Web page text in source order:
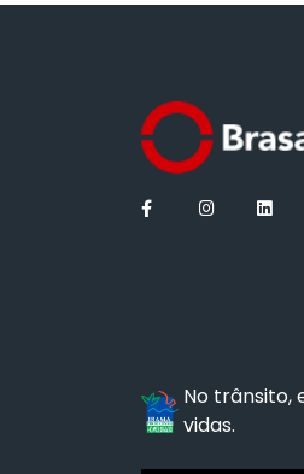
No trânsito,
vidas.